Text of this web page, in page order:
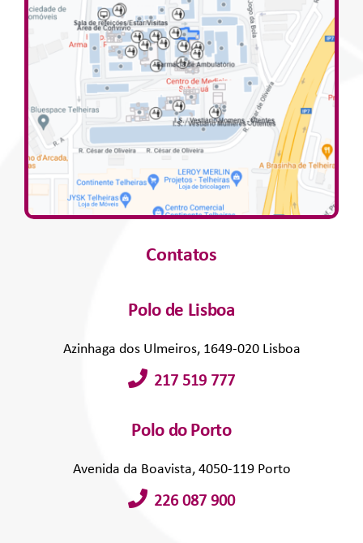
Contatos
Polo de Lisboa
Azinhaga dos Ulmeiros, 1649-020 Lisboa
217 519 777
Polo do Porto
Avenida da Boavista, 4050-119 Porto
226 087 900